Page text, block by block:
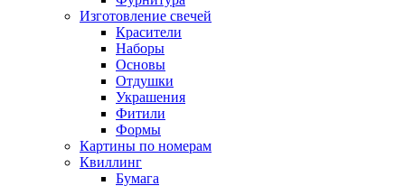
Изготовление свечей
Красители
Наборы
Основы
Отдушки
Украшения
Фитили
Формы
Картины по номерам
Квиллинг
Бумага